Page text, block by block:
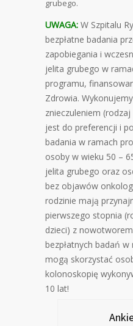
grubego.
UWAGA: W Szpitalu
bezpłatne badania
zapobiegania i
jelita grubego w
programu,
Zdrowia.
znieczuleniem
jest do preferencji i
badania w ramach
osoby w wieku 50 –
jelita grubego oraz
bez objawów
rodzinie mają
pierwszego stopnia
dzieci) z
bezpłatnych badań
mogą skorzystać
kolonoskopię
10 lat!